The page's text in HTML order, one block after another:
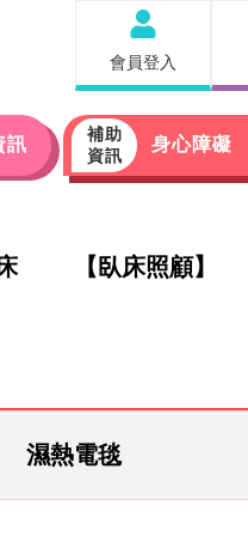
會員登入
訊
補助
資訊
身心障礙
【臥床照顧】
濕熱電毯